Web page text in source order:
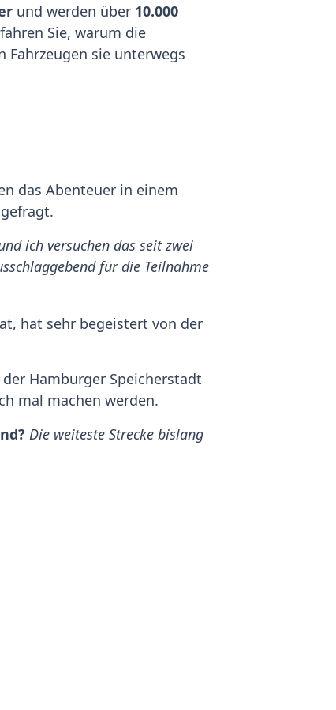
und werden über 10.000
Sie, warum die
sie unterwegs
das Abenteuer in einem
ich versuchen das seit zwei
für die Teilnahme
hat sehr begeistert von der
Hamburger Speicherstadt
mal machen werden.
Die weiteste Strecke bislang